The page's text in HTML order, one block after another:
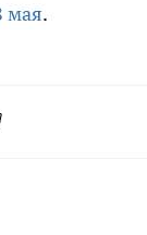
мая.